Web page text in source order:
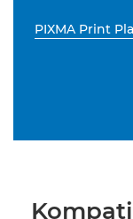
PIXMA Print